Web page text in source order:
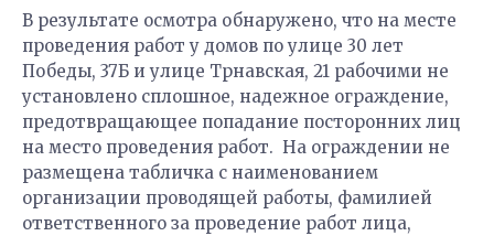
В результате осмотра обнаружено, что на месте
проведения работ у домов по улице 30 лет
Победы, 37Б и улице Трнавская, 21 рабочими не
установлено сплошное, надежное ограждение,
предотвращающее попадание посторонних лиц
на место проведения работ. На ограждении не
размещена табличка с наименованием
организации проводящей работы, фамилией
ответственного за проведение работ лица,